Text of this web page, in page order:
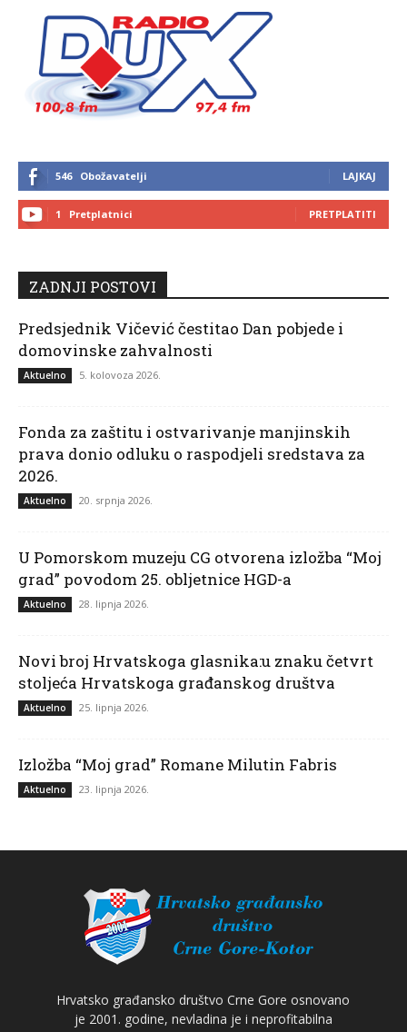
546 Obožavatelji LAJKAJ
1 Pretplatnici PRETPLATITI
ZADNJI POSTOVI
Predsjednik Vičević čestitao Dan pobjede i
domovinske zahvalnosti
Aktuelno 5. kolovoza 2026.
Fonda za zaštitu i ostvarivanje manjinskih
prava donio odluku o raspodjeli sredstava za
2026.
Aktuelno 20. srpnja 2026.
U Pomorskom muzeju CG otvorena izložba “Moj
grad” povodom 25. obljetnice HGD-a
Aktuelno 28. lipnja 2026.
Novi broj Hrvatskoga glasnika:u znaku četvrt
stoljeća Hrvatskoga građanskog društva
Aktuelno 25. lipnja 2026.
Izložba “Moj grad” Romane Milutin Fabris
Aktuelno 23. lipnja 2026.
Hrvatsko građansko društvo Crne Gore osnovano
je 2001. godine, nevladina je i neprofitabilna